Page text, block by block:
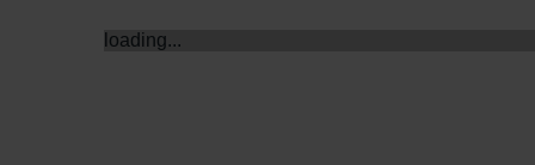
loading...